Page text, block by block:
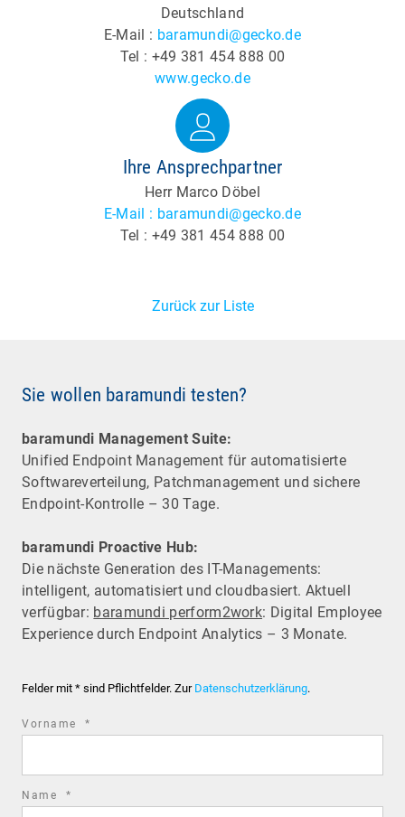
Deutschland
E-Mail : baramundi@gecko.de
Tel : +49 381 454 888 00
www.gecko.de
Ihre Ansprechpartner
Herr Marco Döbel
E-Mail : baramundi@gecko.de
Tel : +49 381 454 888 00
Zurück zur Liste
Sie wollen baramundi testen?
baramundi Management Suite:
Unified Endpoint Management für automatisierte
Software­verteilung, Patchmanagement und sichere
Endpoint-Kontrolle – 30 Tage.
baramundi Proactive Hub:
Die nächste Generation des IT-Managements:
intelligent, automatisiert und cloudbasiert. Aktuell
verfügbar: baramundi perform2work: Digital Employee
Experience durch Endpoint Analytics – 3 Monate.
Felder mit * sind Pflichtfelder. Zur Datenschutzerklärung.
Vorname *
Name *